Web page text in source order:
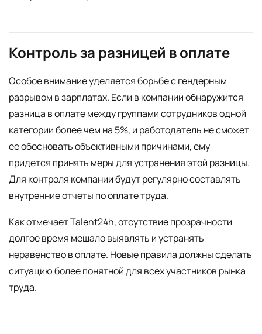
Контроль за разницей в оплате
Особое внимание уделяется борьбе с гендерным
разрывом в зарплатах. Если в компании обнаружится
разница в оплате между группами сотрудников одной
категории более чем на 5%, и работодатель не сможет
ее обосновать объективными причинами, ему
придется принять меры для устранения этой разницы.
Для контроля компании будут регулярно составлять
внутренние отчеты по оплате труда.
Как отмечает Talent24h, отсутствие прозрачности
долгое время мешало выявлять и устранять
неравенство в оплате. Новые правила должны сделать
ситуацию более понятной для всех участников рынка
труда.